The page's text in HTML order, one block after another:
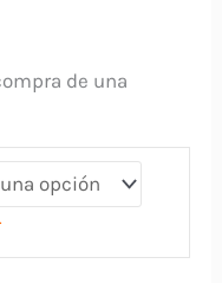
de una